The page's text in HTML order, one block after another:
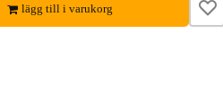
lägg till i varukorg